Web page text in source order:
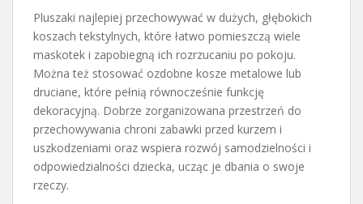
Pluszaki najlepiej przechowywać w dużych, głębokich
koszach tekstylnych, które łatwo pomieszczą wiele
maskotek i zapobiegną ich rozrzucaniu po pokoju.
Można też stosować ozdobne kosze metalowe lub
druciane, które pełnią równocześnie funkcję
dekoracyjną. Dobrze zorganizowana przestrzeń do
przechowywania chroni zabawki przed kurzem i
uszkodzeniami oraz wspiera rozwój samodzielności i
odpowiedzialności dziecka, ucząc je dbania o swoje
rzeczy.